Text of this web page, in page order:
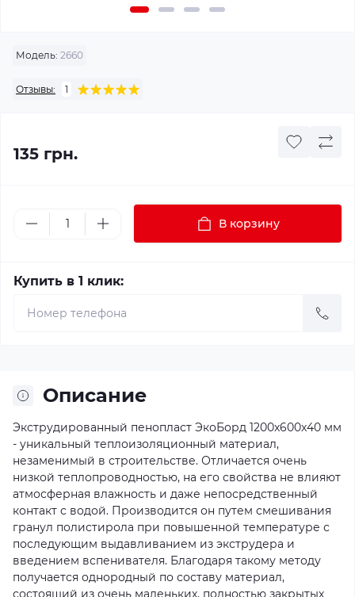
Модель: 2660
Отзывы: 1
135 грн.
В корзину
Купить в 1 клик:
Описание
Экструдированный пенопласт ЭкоБорд 1200x600x40 мм
- уникальный теплоизоляционный материал,
незаменимый в строительстве. Отличается очень
низкой теплопроводностью, на его свойства не влияют
атмосферная влажность и даже непосредственный
контакт с водой. Производится он путем смешивания
гранул полистирола при повышенной температуре с
последующим выдавливанием из экструдера и
введением вспенивателя. Благодаря такому методу
получается однородный по составу материал,
состоящий из очень маленьких, полностью закрытых